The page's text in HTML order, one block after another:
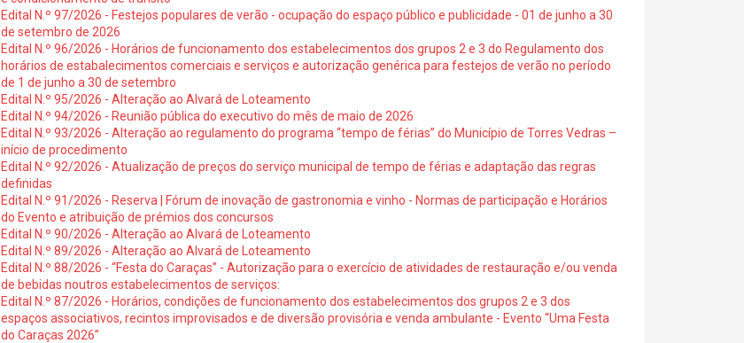
Edital N.º 97/2026 - Festejos populares de verão - ocupação do espaço público e publicidade - 01 de junho a 30
de setembro de 2026
Edital N.º 96/2026 - Horários de funcionamento dos estabelecimentos dos grupos 2 e 3 do Regulamento dos
horários de estabalecimentos comerciais e serviços e autorização genérica para festejos de verão no período
de 1 de junho a 30 de setembro
Edital N.º 95/2026 - Alteração ao Alvará de Loteamento
Edital N.º 94/2026 - Reunião pública do executivo do mês de maio de 2026
Edital N.º 93/2026 - Alteração ao regulamento do programa “tempo de férias” do Município de Torres Vedras –
início de procedimento
Edital N.º 92/2026 - Atualização de preços do serviço municipal de tempo de férias e adaptação das regras
definidas
Edital N.º 91/2026 - Reserva | Fórum de inovação de gastronomia e vinho - Normas de participação e Horários
do Evento e atribuição de prémios dos concursos
Edital N.º 90/2026 - Alteração ao Alvará de Loteamento
Edital N.º 89/2026 - Alteração ao Alvará de Loteamento
Edital N.º 88/2026 - “Festa do Caraças” - Autorização para o exercício de atividades de restauração e/ou venda
de bebidas noutros estabelecimentos de serviços:
Edital N.º 87/2026 - Horários, condições de funcionamento dos estabelecimentos dos grupos 2 e 3 dos
espaços associativos, recintos improvisados e de diversão provisória e venda ambulante - Evento “Uma Festa
do Caraças 2026”